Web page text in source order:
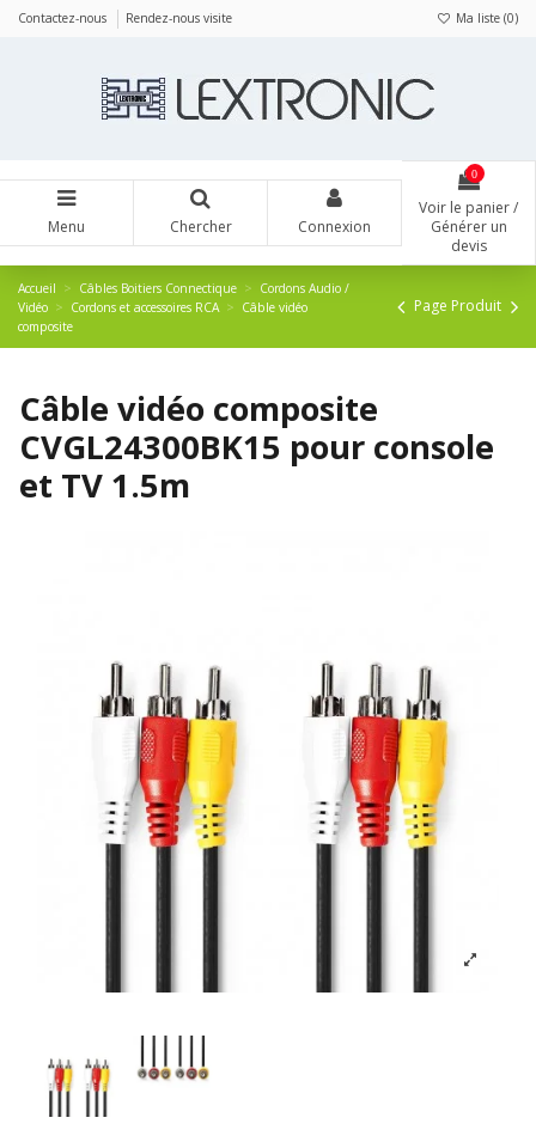
Contactez-nous Rendez-nous visite Ma liste (0)
Menu Chercher Connexion
0
Voir le panier /
Générer un
devis
Accueil Câbles Boitiers Connectique
Cordons Audio /
Vidéo
Cordons et accessoires RCA
Câble vidéo
composite
Page Produit
Câble vidéo composite
CVGL24300BK15 pour console
et TV 1.5m
Panneau de gestion des cookies